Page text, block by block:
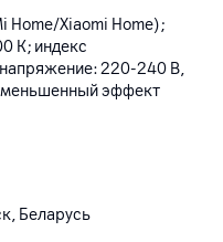
Home/Xiaomi Home);
К; индекс
напряжение: 220-240 В,
эффект
Беларусь